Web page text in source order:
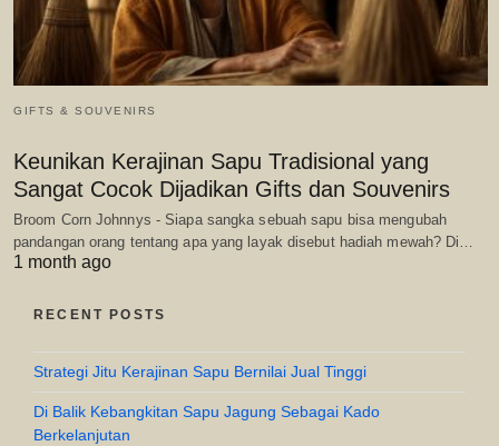
GIFTS & SOUVENIRS
Keunikan Kerajinan Sapu Tradisional yang
Sangat Cocok Dijadikan Gifts dan Souvenirs
Broom Corn Johnnys - Siapa sangka sebuah sapu bisa mengubah
pandangan orang tentang apa yang layak disebut hadiah mewah? Di…
1 month ago
RECENT POSTS
Strategi Jitu Kerajinan Sapu Bernilai Jual Tinggi
Di Balik Kebangkitan Sapu Jagung Sebagai Kado
Berkelanjutan